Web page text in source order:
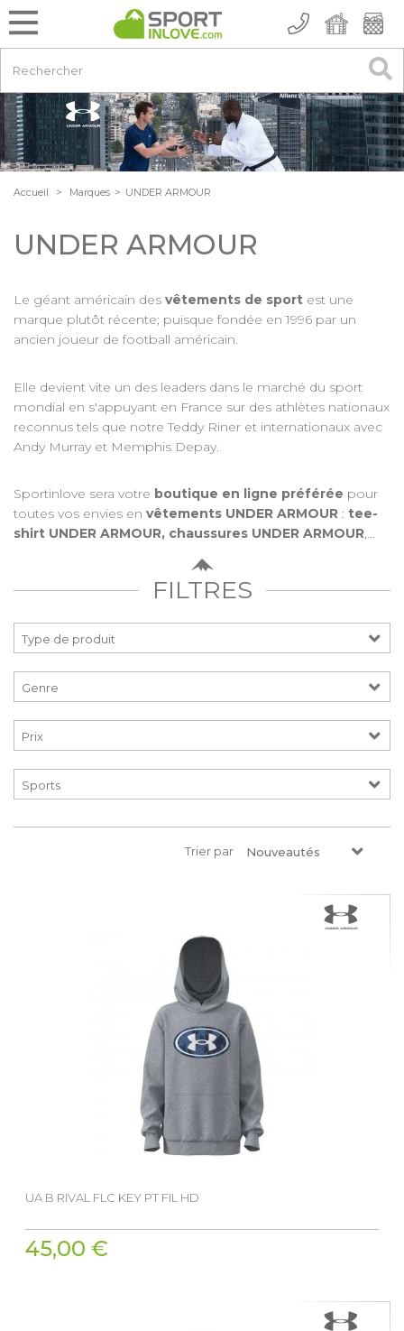
Accueil > Marques > UNDER ARMOUR
UNDER ARMOUR
Le géant américain des vêtements de sport est une
marque plutôt récente; puisque fondée en 1996 par un
ancien joueur de football américain.
Elle devient vite un des leaders dans le marché du sport
mondial en s'appuyant en France sur des athlètes nationaux
reconnus tels que notre Teddy Riner et internationaux avec
Andy Murray et Memphis Depay.
Sportinlove sera votre boutique en ligne préférée pour
toutes vos envies en vêtements UNDER ARMOUR : tee-
shirt UNDER ARMOUR, chaussures UNDER ARMOUR,...
FILTRES
Prix
Trier par Nouveautés
UA B RIVAL FLC KEY PT FIL HD
45,00 €